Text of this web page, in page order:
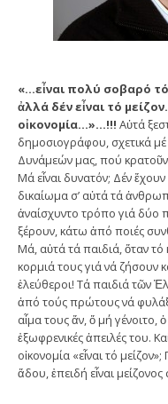
«…εἶναι πολύ σοβαρό
ἀλλά δέν εἶναι τό
οἰκονομία…»…!!! Αὐτά
δημοσιογράφου, σχετικά
Δυνάμεών μας, πού
Μά εἶναι δυνατόν; Δέν
δικαίωμα σ’ αὐτά τά
ἀναίσχυντο τρόπο γιά δύο
ξέρουν, κάτω ἀπό ποιές
Μά, αὐτά τά παιδιά, ὅταν τό
κορμιά τους γιά νά ζήσουν
ἐλεύθεροι! Τά παιδιά τῶν
ἀπό τούς πρώτους νά
αἷμα τους ἄν, ὅ μή γένοιτο,
ἐξωφρενικές ἀπειλές του.
οἰκονομία «εἶναι τό
ἅδου, ἐπειδή εἶναι